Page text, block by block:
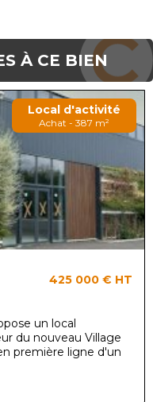
À CE BIEN
Local d'activité
Achat - 387 m²
425 000 € HT
un local
du nouveau Village
première ligne d'un